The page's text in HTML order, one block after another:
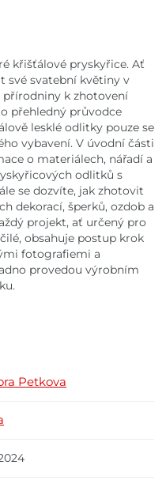
křišťálové pryskyřice. Ať
své svatební květiny v
k zhotovení
přehledný průvodce
lesklé odlitky pouze se
vybavení. V úvodní části
o materiálech, nářadí a
odlitků s
se dozvíte, jak zhotovit
dekorací, šperků, ozdob a
projekt, ať určený pro
obsahuje postup krok
fotografiemi a
provedou výrobním
Petkova